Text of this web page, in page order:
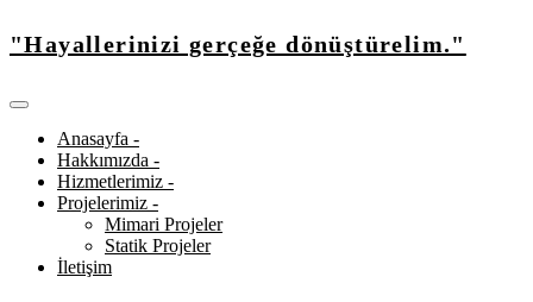
"Hayallerinizi gerçeğe dönüştürelim."
Anasayfa -
Hakkımızda -
Hizmetlerimiz -
Projelerimiz -
Mimari Projeler
Statik Projeler
İletişim